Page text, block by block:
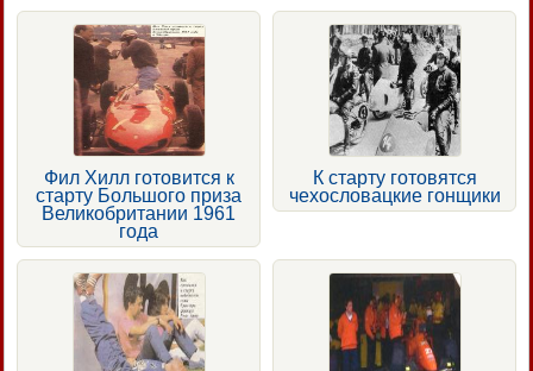
Фил Хилл готовится к
старту Большого приза
Великобритании 1961
года
К старту готовятся
чехословацкие гонщики